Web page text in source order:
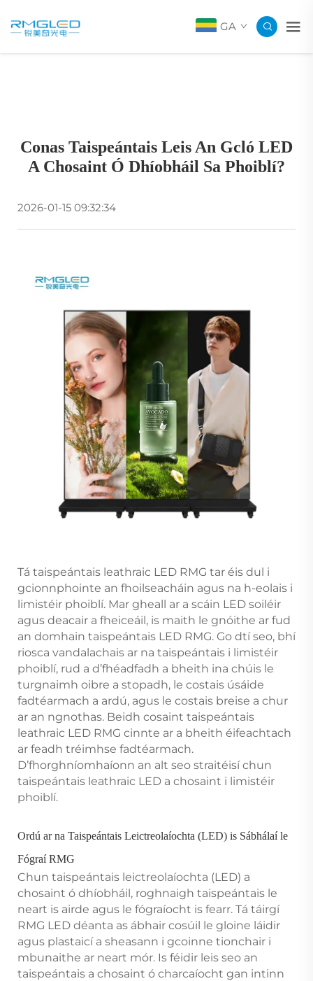
GA
Conas Taispeántais Leis An Gcló LED
A Chosaint Ó Dhíobháil Sa Phoiblí?
2026-01-15 09:32:34
Tá taispeántais leathraic LED RMG tar éis dul i
gcionnphointe an fhoilseacháin agus na h-eolais i
limistéir phoiblí. Mar gheall ar a scáin LED soiléir
agus deacair a fheiceáil, is maith le gnóithe ar fud
an domhain taispeántais LED RMG. Go dtí seo, bhí
riosca vandalachais ar na taispeántais i limistéir
phoiblí, rud a d’fhéadfadh a bheith ina chúis le
turgnaimh oibre a stopadh, le costais úsáide
fadtéarmach a ardú, agus le costais breise a chur
ar an ngnothas. Beidh cosaint taispeántais
leathraic LED RMG cinnte ar a bheith éifeachtach
ar feadh tréimhse fadtéarmach.
D’fhorghníomhaíonn an alt seo straitéisí chun
taispeántais leathraic LED a chosaint i limistéir
phoiblí.
Ordú ar na Taispeántais Leictreolaíochta (LED) is Sábhálaí le
Fógraí RMG
Chun taispeántais leictreolaíochta (LED) a
chosaint ó dhíobháil, roghnaigh taispeántais le
neart is airde agus le fógraíocht is fearr. Tá táirgí
RMG LED déanta as ábhair cosúil le gloine láidir
agus plastaicí a sheasann i gcoinne tionchair i
mbunaithe ar neart mór. Is féidir leis seo an
taispeántais a chosaint ó charcaíocht gan intinn